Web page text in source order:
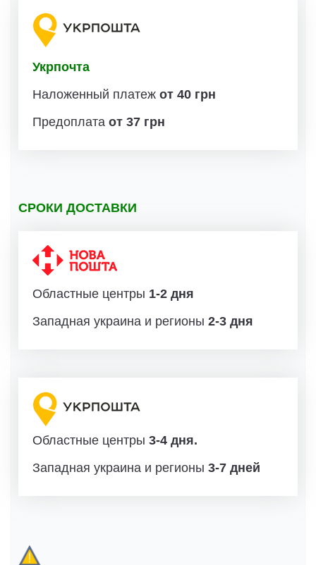
Укрпочта
Наложенный платеж от 40 грн
Предоплата от 37 грн
СРОКИ ДОСТАВКИ
Областные центры 1-2 дня
Западная украина и регионы 2-3 дня
Областные центры 3-4 дня.
Западная украина и регионы 3-7 дней